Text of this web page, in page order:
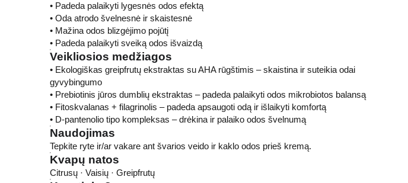
• Padeda palaikyti lygesnės odos efektą
• Oda atrodo švelnesnė ir skaistesnė
• Mažina odos blizgėjimo pojūtį
• Padeda palaikyti sveiką odos išvaizdą
Veikliosios medžiagos
• Ekologiškas greipfrutų ekstraktas su AHA rūgštimis – skaistina ir suteikia odai
gyvybingumo
• Prebiotinis jūros dumblių ekstraktas – padeda palaikyti odos mikrobiotos balansą
• Fitoskvalanas + filagrinolis – padeda apsaugoti odą ir išlaikyti komfortą
• D-pantenolio tipo kompleksas – drėkina ir palaiko odos švelnumą
Naudojimas
Tepkite ryte ir/ar vakare ant švarios veido ir kaklo odos prieš kremą.
Kvapų natos
Citrusų · Vaisių · Greipfrutų